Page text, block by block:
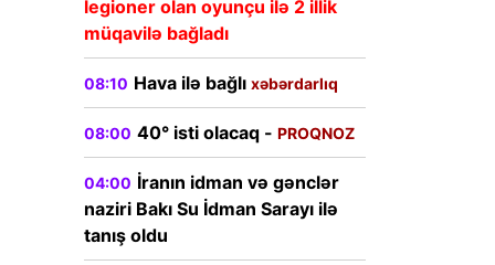
legioner olan oyunçu ilə 2 illik
müqavilə bağladı
08:10 Hava ilə bağlı xəbərdarlıq
08:00 40° isti olacaq - PROQNOZ
04:00 İranın idman və gənclər
naziri Bakı Su İdman Sarayı ilə
tanış oldu